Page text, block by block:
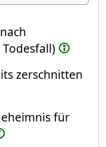
zerschnitten
für